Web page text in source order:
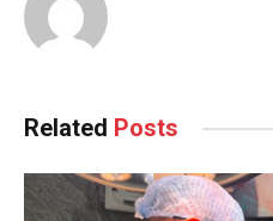
Related Posts